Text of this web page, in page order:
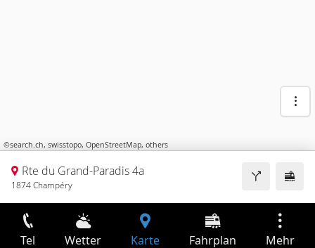
©search.ch, swisstopo, OpenStreetMap, others
Rte du Grand-Paradis 4a
1874 Champéry
Tel Wetter Karte Fahrplan Mehr